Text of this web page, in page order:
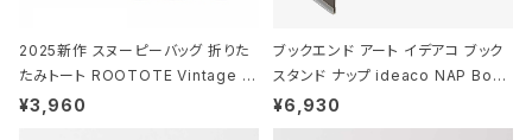
2025新作 スヌーピーバッグ 折りた
たみトート ROOTOTE Vintage P
EANUTS ROO-shopper mid 84
¥3,960
ブックエンド アート イデアコ ブック
スタンド ナップ ideaco NAP Book
stand ブラウン
¥6,930